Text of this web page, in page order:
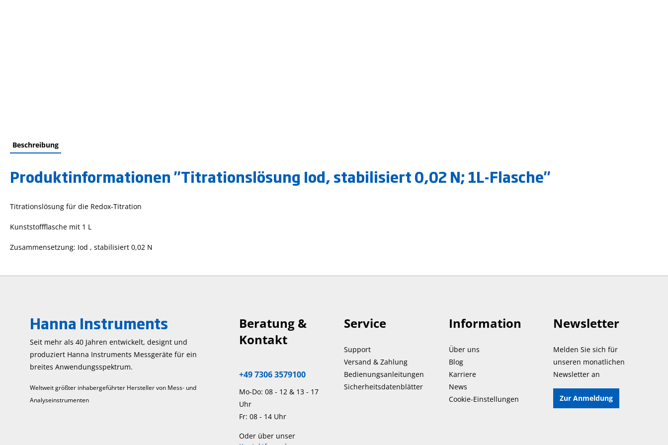
Beschreibung
Produktinformationen "Titrationslösung Iod, stabilisiert 0,02 N; 1L-Flasche"
Titrationslösung für die Redox-Titration
Kunststoffflasche mit 1 L
Zusammensetzung: Iod , stabilisiert 0,02 N
Hanna Instruments
Seit mehr als 40 Jahren entwickelt, designt und
produziert Hanna Instruments Mess­geräte für ein
breites Anwendungs­spektrum.
Weltweit größter inhabergeführter Hersteller von Mess- und
Analyseinstrumenten
Beratung &
Kontakt
+49 7306 3579100
Mo-Do: 08 - 12 & 13 - 17
Uhr
Fr: 08 - 14 Uhr
Oder über unser
Service
Support
Versand & Zahlung
Bedienungsanleitungen
Sicherheitsdatenblätter
Information
Über uns
Blog
Karriere
News
Cookie-Einstellungen
Newsletter
Melden Sie sich für
unseren monatlichen
Newsletter an
Zur Anmeldung